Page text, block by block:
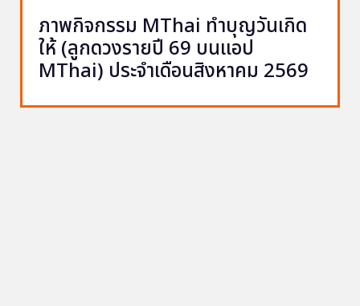
ภาพกิจกรรม MThai ทำบุญวันเกิด
ให้ (ลูกดวงรายปี 69 บนแอป
MThai) ประจำเดือนสิงหาคม 2569